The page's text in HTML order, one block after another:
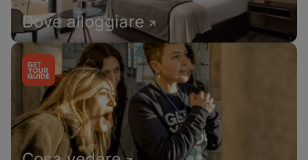
Dove alloggiare